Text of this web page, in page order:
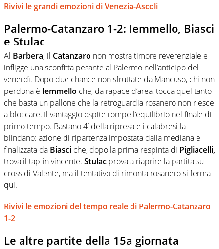
Rivivi le grandi emozioni di Venezia-Ascoli
Palermo-Catanzaro 1-2: Iemmello, Biasci
e Stulac
Al Barbera, il Catanzaro non mostra timore reverenziale e
infligge una sconfitta pesante al Palermo nell’anticipo del
venerdì. Dopo due chance non sfruttate da Mancuso, chi non
perdona è Iemmello che, da rapace d’area, tocca quel tanto
che basta un pallone che la retroguardia rosanero non riesce
a bloccare. Il vantaggio ospite rompe l’equilibrio nel finale di
primo tempo. Bastano 4′ della ripresa e i calabresi la
blindano: azione di ripartenza impostata dalla mediana e
finalizzata da Biasci che, dopo la prima respinta di Pigliacelli,
trova il tap-in vincente. Stulac prova a riaprire la partita su
cross di Valente, ma il tentativo di rimonta rosanero si ferma
qui.
Rivivi le emozioni del tempo reale di Palermo-Catanzaro
1-2
Le altre partite della 15a giornata